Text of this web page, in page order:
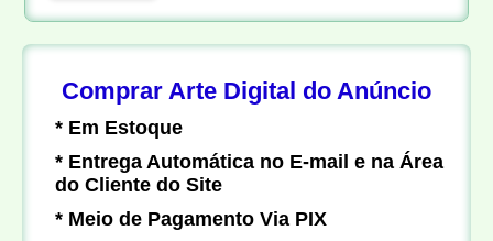
Comprar Arte Digital do Anúncio
* Em Estoque
* Entrega Automática no E-mail e na Área
do Cliente do Site
* Meio de Pagamento Via PIX